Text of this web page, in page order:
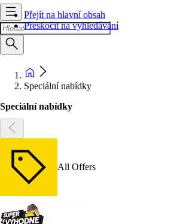
Přejít na hlavní obsah
Přeskočit na vyhledávání
Speciální nabídky
Speciální nabídky
All Offers